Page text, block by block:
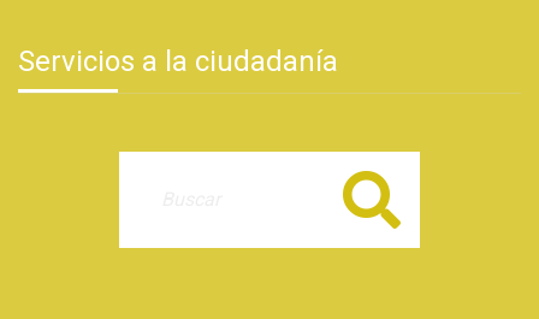
Servicios a la ciudadanía
Buscar